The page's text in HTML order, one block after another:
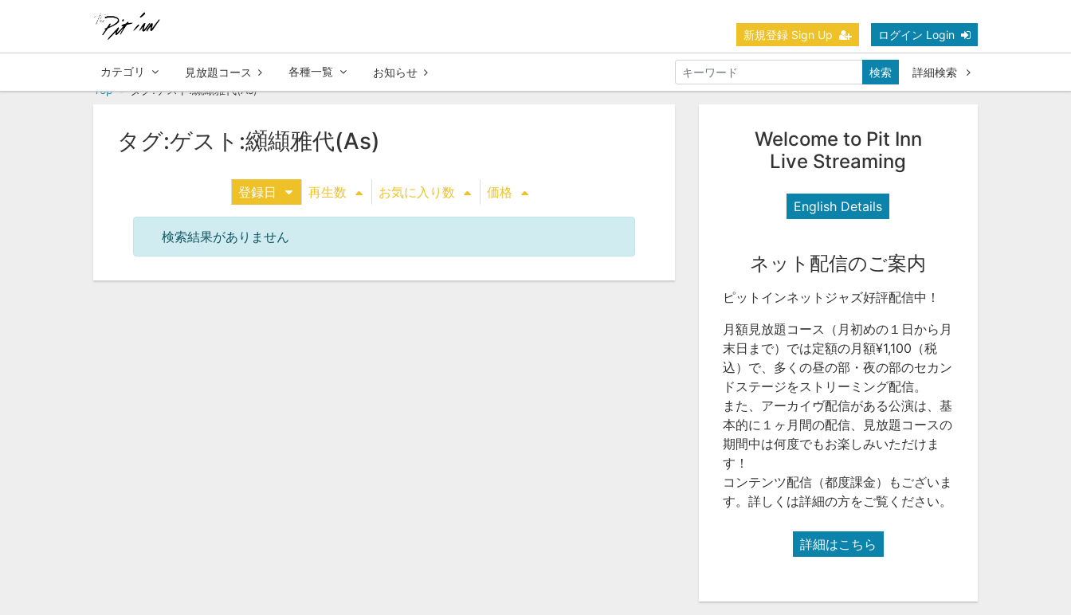
新規登録 Sign Up ログイン Login
カテゴリ 見放題コース 各種一覧 お知らせ 検索
詳細検索
Top
タグ:ゲスト:纐纈雅代(As)
タグ:ゲスト:纐纈雅代(As)
登録日 再生数 お気に入り数 価格
検索結果がありません
Welcome to Pit Inn
Live Streaming
English Details
ネット配信のご案内
ピットインネットジャズ好評配信中！
月額見放題コース（月初めの１日から月
末日まで）では定額の月額¥1,100（税
込）で、多くの昼の部・夜の部のセカン
ドステージをストリーミング配信。
また、アーカイヴ配信がある公演は、基
本的に１ヶ月間の配信、見放題コースの
期間中は何度でもお楽しみいただけま
す！
コンテンツ配信（都度課金）もございま
す。詳しくは詳細の方をご覧ください。
詳細はこちら